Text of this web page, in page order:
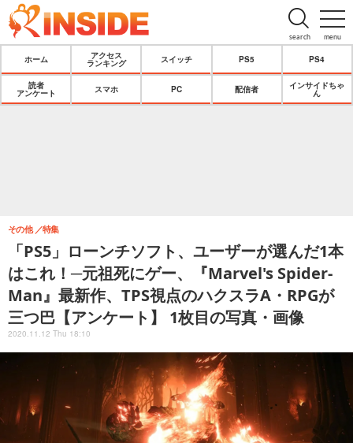
menu
search
ホーム
アクセス
ランキング
スイッチ PS5 PS4
読者
アンケート
スマホ PC 配信者
インサイドちゃ
ん
「PS5」ローンチソフト、ユーザーが選んだ1本
はこれ！─元祖死にゲー、『Marvel's Spider-
Man』最新作、TPS視点のハクスラA・RPGが
三つ巴【アンケート】 1枚目の写真・画像
その他 特集
2020.11.12 Thu 18:10